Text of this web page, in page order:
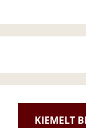
KIEMELT